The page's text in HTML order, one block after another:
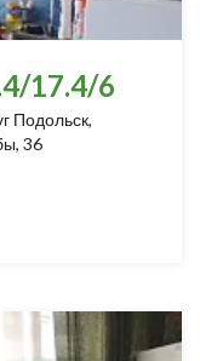
17.4/6
Подольск,
36